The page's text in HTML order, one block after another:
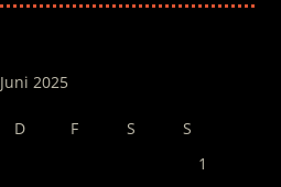
Juni 2025
D F S
S
1